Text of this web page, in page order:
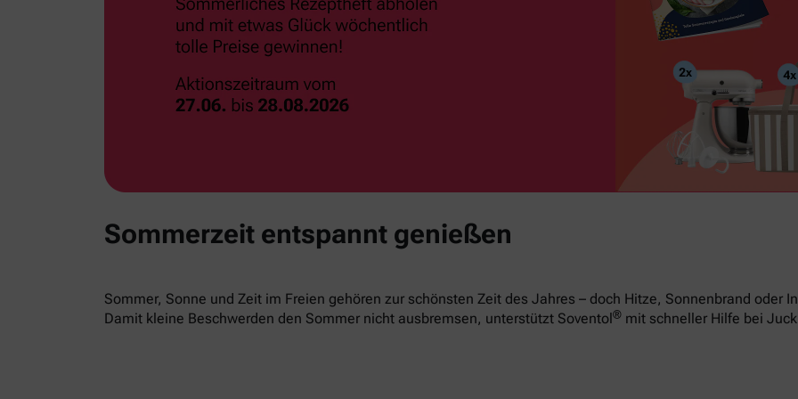
Sommerzeit entspannt genießen
Sommer, Sonne und Zeit im Freien gehören zur schönsten Zeit des Jahres – doch Hitze, Sonnenbrand oder
Damit kleine Beschwerden den Sommer nicht ausbremsen, unterstützt Soventol® mit schneller Hilfe bei